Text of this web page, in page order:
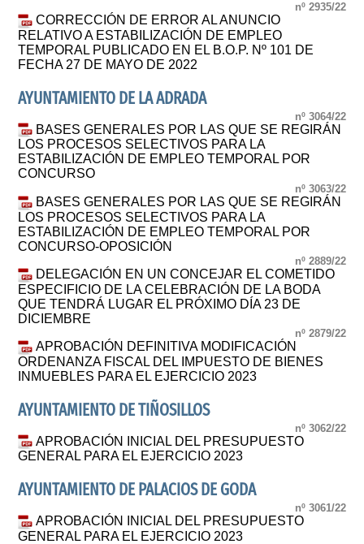
nº 2935/22
CORRECCIÓN DE ERROR AL ANUNCIO
RELATIVO A ESTABILIZACIÓN DE EMPLEO
TEMPORAL PUBLICADO EN EL B.O.P. Nº 101 DE
FECHA 27 DE MAYO DE 2022
AYUNTAMIENTO DE LA ADRADA
nº 3064/22
BASES GENERALES POR LAS QUE SE REGIRÁN
LOS PROCESOS SELECTIVOS PARA LA
ESTABILIZACIÓN DE EMPLEO TEMPORAL POR
CONCURSO
nº 3063/22
BASES GENERALES POR LAS QUE SE REGIRÁN
LOS PROCESOS SELECTIVOS PARA LA
ESTABILIZACIÓN DE EMPLEO TEMPORAL POR
CONCURSO-OPOSICIÓN
nº 2889/22
DELEGACIÓN EN UN CONCEJAR EL COMETIDO
ESPECIFICIO DE LA CELEBRACIÓN DE LA BODA
QUE TENDRÁ LUGAR EL PRÓXIMO DÍA 23 DE
DICIEMBRE
nº 2879/22
APROBACIÓN DEFINITIVA MODIFICACIÓN
ORDENANZA FISCAL DEL IMPUESTO DE BIENES
INMUEBLES PARA EL EJERCICIO 2023
AYUNTAMIENTO DE TIÑOSILLOS
nº 3062/22
APROBACIÓN INICIAL DEL PRESUPUESTO
GENERAL PARA EL EJERCICIO 2023
AYUNTAMIENTO DE PALACIOS DE GODA
nº 3061/22
APROBACIÓN INICIAL DEL PRESUPUESTO
GENERAL PARA EL EJERCICIO 2023